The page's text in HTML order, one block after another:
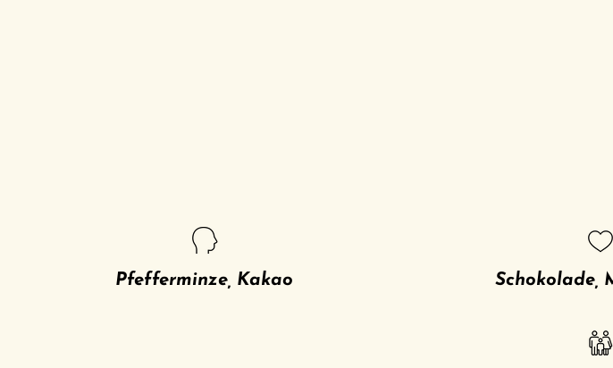
Pfefferminze, Kakao Schokolade,